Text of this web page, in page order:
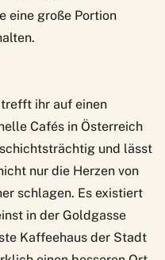
eine große Portion
ihr auf einen
Cafés in Österreich
und lässt
nur die Herzen von
schlagen. Es existiert
in der Goldgasse
Kaffeehaus der Stadt